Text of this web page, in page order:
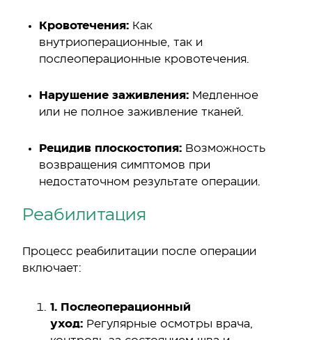
Кровотечения: Как
внутриоперационные, так и
послеоперационные кровотечения.
Нарушение заживления: Медленное
или не полное заживление тканей.
Рецидив плоскостопия: Возможность
возвращения симптомов при
недостаточном результате операции.
Реабилитация
Процесс реабилитации после операции
включает:
1. Послеоперационный
уход: Регулярные осмотры врача,